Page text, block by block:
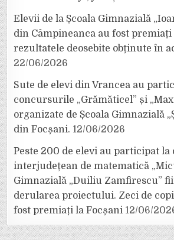
Elevii de la Școala Gimnazială
din Câmpineanca au fost
rezultatele deosebite obținute în
22/06/2026
Sute de elevi din Vrancea au
concursurile „Grămăticel” și
organizate de Școala Gimnazială
din Focșani. 12/06/2026
Peste 200 de elevi au participat
interjudețean de matematică
Gimnazială „Duiliu Zamfirescu”
derularea proiectului. Zeci de
fost premiați la Focșani 12/06/